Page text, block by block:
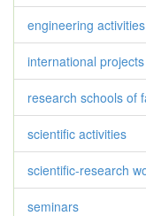
engineering activities
international projects
research schools of
scientific activities
scientific-research
seminars